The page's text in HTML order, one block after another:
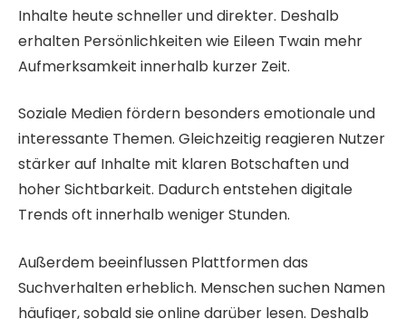
Inhalte heute schneller und direkter. Deshalb
erhalten Persönlichkeiten wie Eileen Twain mehr
Aufmerksamkeit innerhalb kurzer Zeit.
Soziale Medien fördern besonders emotionale und
interessante Themen. Gleichzeitig reagieren Nutzer
stärker auf Inhalte mit klaren Botschaften und
hoher Sichtbarkeit. Dadurch entstehen digitale
Trends oft innerhalb weniger Stunden.
Außerdem beeinflussen Plattformen das
Suchverhalten erheblich. Menschen suchen Namen
häufiger, sobald sie online darüber lesen. Deshalb